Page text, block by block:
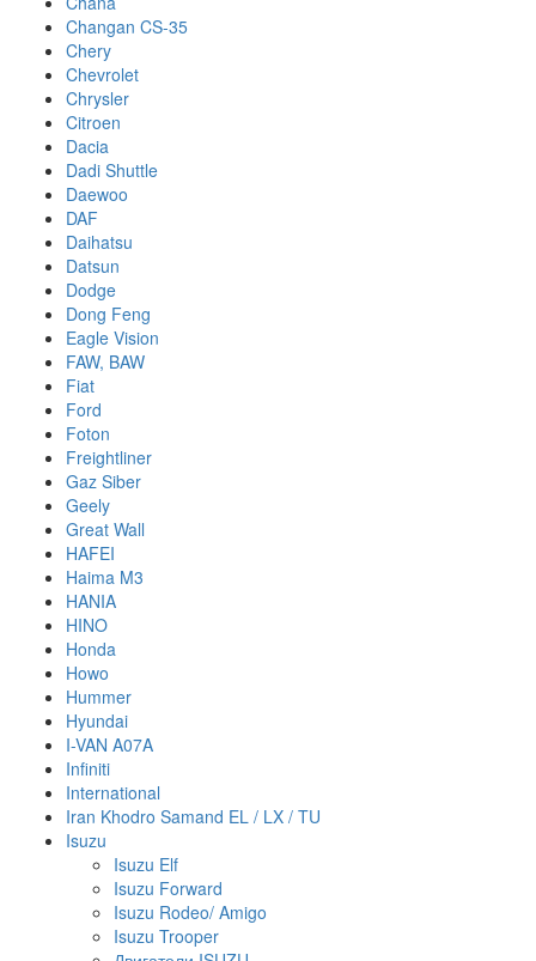
Changan CS-35
Chery
Chevrolet
Chrysler
Citroen
Dacia
Dadi Shuttle
Daewoo
DAF
Daihatsu
Datsun
Dodge
Dong Feng
Eagle Vision
FAW, BAW
Fiat
Ford
Foton
Freightliner
Gaz Siber
Geely
Great Wall
HAFEI
Haima M3
HANIA
HINO
Honda
Howo
Hummer
Hyundai
I-VAN A07A
Infiniti
International
Iran Khodro Samand EL / LX / TU
Isuzu
Isuzu Elf
Isuzu Forward
Isuzu Rodeo/ Amigo
Isuzu Trooper